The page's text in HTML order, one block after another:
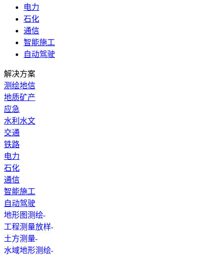
电力
石化
通信
智能施工
自动驾驶
解决方案
测绘地信
地质矿产
应急
水利水文
交通
铁路
电力
石化
通信
智能施工
自动驾驶
地形图测绘
工程测量放样
土方测量
水域地形测绘